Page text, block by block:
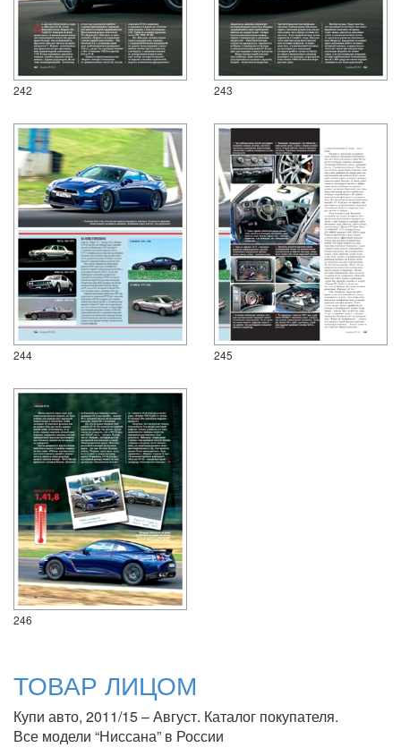
242 243
244 245
246
ТОВАР ЛИЦОМ
Купи авто, 2011/15 – Август. Каталог покупателя.
Все модели “Ниссана” в России